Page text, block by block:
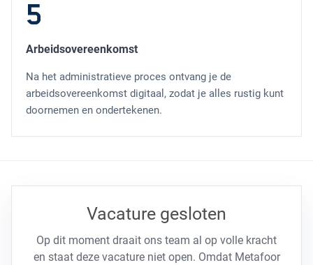
5
Arbeidsovereenkomst
Na het administratieve proces ontvang je de
arbeidsovereenkomst digitaal, zodat je alles rustig kunt
doornemen en ondertekenen.
Vacature gesloten
Op dit moment draait ons team al op volle kracht
en staat deze vacature niet open. Omdat Metafoor